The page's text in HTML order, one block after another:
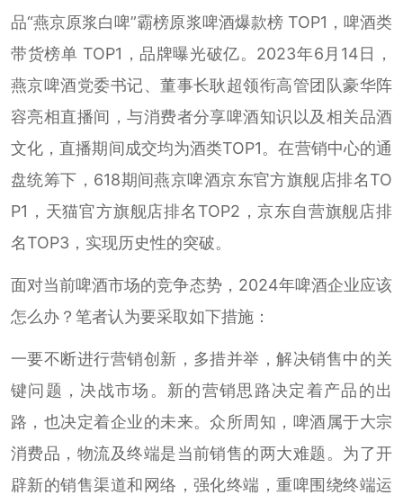
品“燕京原浆白啤”霸榜原浆啤酒爆款榜 TOP1，啤酒类
带货榜单 TOP1，品牌曝光破亿。2023年6月14日，
燕京啤酒党委书记、董事长耿超领衔高管团队豪华阵
容亮相直播间，与消费者分享啤酒知识以及相关品酒
文化，直播期间成交均为酒类TOP1。在营销中心的通
盘统筹下，618期间燕京啤酒京东官方旗舰店排名TO
P1，天猫官方旗舰店排名TOP2，京东自营旗舰店排
名TOP3，实现历史性的突破。
面对当前啤酒市场的竞争态势，2024年啤酒企业应该
怎么办？笔者认为要采取如下措施：
一要不断进行营销创新，多措并举，解决销售中的关
键问题，决战市场。新的营销思路决定着产品的出
路，也决定着企业的未来。众所周知，啤酒属于大宗
消费品，物流及终端是当前销售的两大难题。为了开
辟新的销售渠道和网络，强化终端，重啤围绕终端运